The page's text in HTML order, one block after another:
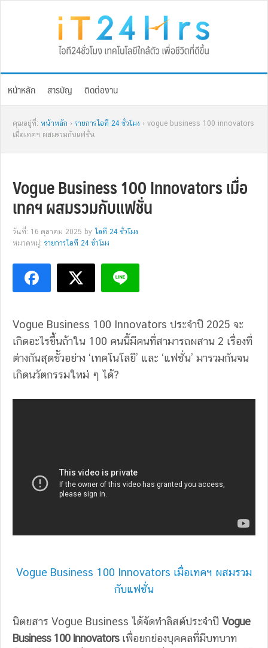
หน้าหลัก สารบัญ ติดต่องาน
คุณอยู่ที่: หน้าหลัก › รายการไอที 24 ชั่วโมง › vogue business 100 innovators
เมื่อเทคฯ ผสมรวมกับแฟชั่น
Vogue Business 100 Innovators เมื่อ
เทคฯ ผสมรวมกับแฟชั่น
วันที่: 16 ตุลาคม 2025 by ไอที 24 ชั่วโมง
หมวดหมู่: รายการไอที 24 ชั่วโมง
Vogue Business 100 Innovators ประจำปี 2025 จะ
เกิดอะไรขึ้นถ้าใน 100 คนนี้มีคนที่สามารถผสาน 2 เรื่องที่
ต่างกันสุดขั้วอย่าง ‘เทคโนโลยี’ และ ‘แฟชั่น’ มารวมกันจน
เกิดนวัตกรรมใหม่ ๆ ได้?
Vogue Business 100 Innovators เมื่อเทคฯ ผสมรวม
กับแฟชั่น
นิตยสาร Vogue Business ได้จัดทำลิสต์ประจำปี Vogue
Business 100 Innovatorsเพื่อยกย่องบุคคลที่มีบทบาท